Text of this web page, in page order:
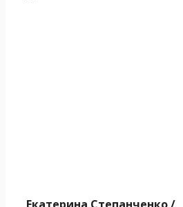
Екатерина Степанченко/